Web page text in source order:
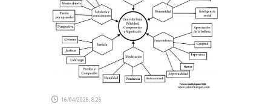
16/04/2026, 8:26